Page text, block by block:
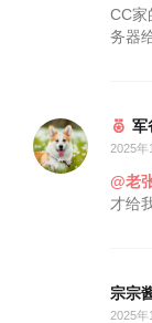
CC家
务器
军
2025
@老
才给
宗宗
2025